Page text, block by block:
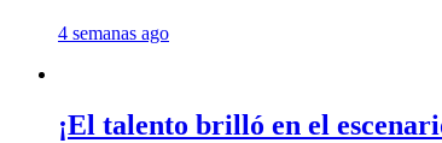
4 semanas ago
¡El talento brilló en el